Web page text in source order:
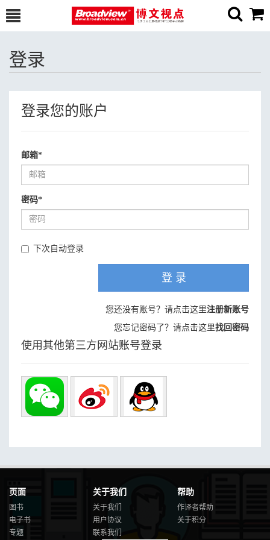
登录
登录您的账户
邮箱*
密码*
下次自动登录
登 录
您还没有账号？请点击这里注册新账号
您忘记密码了？请点击这里找回密码
使用其他第三方网站账号登录
页面
图书
电子书
专题
关于我们
关于我们
用户协议
联系我们
帮助
作译者帮助
关于积分